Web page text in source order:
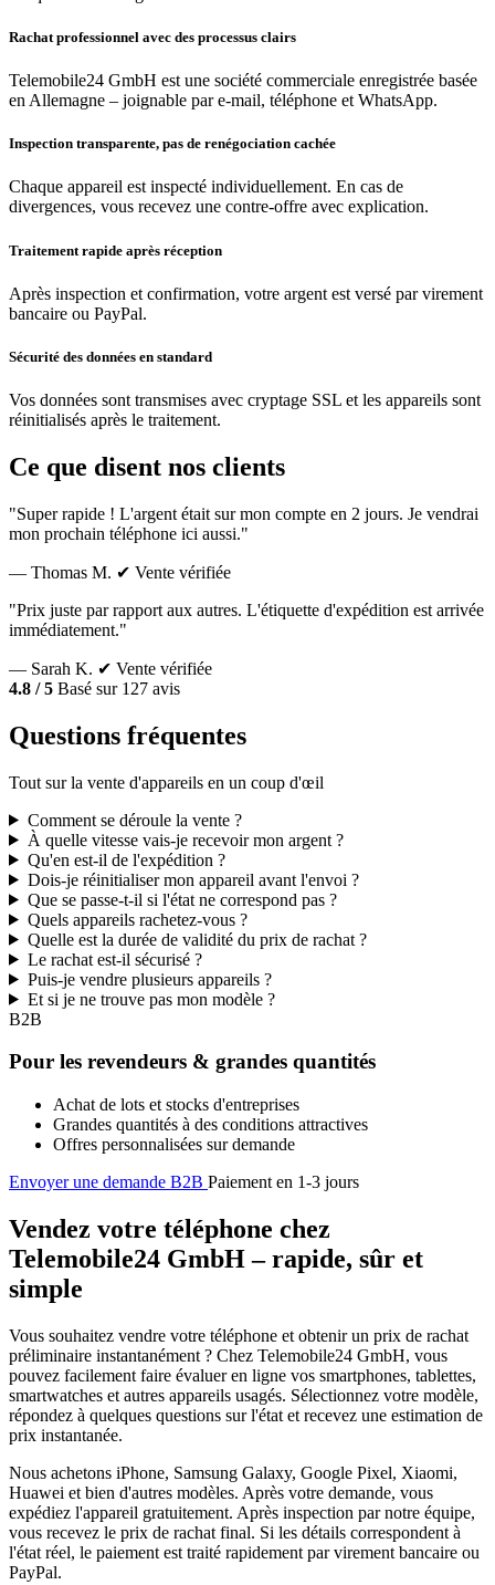
Rachat professionnel avec des processus clairs
Telemobile24 GmbH est une société commerciale enregistrée basée
en Allemagne – joignable par e-mail, téléphone et WhatsApp.
Inspection transparente, pas de renégociation cachée
Chaque appareil est inspecté individuellement. En cas de
divergences, vous recevez une contre-offre avec explication.
Traitement rapide après réception
Après inspection et confirmation, votre argent est versé par virement
bancaire ou PayPal.
Sécurité des données en standard
Vos données sont transmises avec cryptage SSL et les appareils sont
réinitialisés après le traitement.
Ce que disent nos clients
"Super rapide ! L'argent était sur mon compte en 2 jours. Je vendrai
mon prochain téléphone ici aussi."
— Thomas M. ✔ Vente vérifiée
"Prix juste par rapport aux autres. L'étiquette d'expédition est arrivée
immédiatement."
— Sarah K. ✔ Vente vérifiée
4.8 / 5 Basé sur 127 avis
Questions fréquentes
Tout sur la vente d'appareils en un coup d'œil
Comment se déroule la vente ?
À quelle vitesse vais-je recevoir mon argent ?
Qu'en est-il de l'expédition ?
Dois-je réinitialiser mon appareil avant l'envoi ?
Que se passe-t-il si l'état ne correspond pas ?
Quels appareils rachetez-vous ?
Quelle est la durée de validité du prix de rachat ?
Le rachat est-il sécurisé ?
Puis-je vendre plusieurs appareils ?
Et si je ne trouve pas mon modèle ?
B2B
Pour les revendeurs & grandes quantités
Achat de lots et stocks d'entreprises
Grandes quantités à des conditions attractives
Offres personnalisées sur demande
Envoyer une demande B2B Paiement en 1-3 jours
Vendez votre téléphone chez
Telemobile24 GmbH – rapide, sûr et
simple
Vous souhaitez vendre votre téléphone et obtenir un prix de rachat
préliminaire instantanément ? Chez Telemobile24 GmbH, vous
pouvez facilement faire évaluer en ligne vos smartphones, tablettes,
smartwatches et autres appareils usagés. Sélectionnez votre modèle,
répondez à quelques questions sur l'état et recevez une estimation de
prix instantanée.
Nous achetons iPhone, Samsung Galaxy, Google Pixel, Xiaomi,
Huawei et bien d'autres modèles. Après votre demande, vous
expédiez l'appareil gratuitement. Après inspection par notre équipe,
vous recevez le prix de rachat final. Si les détails correspondent à
l'état réel, le paiement est traité rapidement par virement bancaire ou
PayPal.